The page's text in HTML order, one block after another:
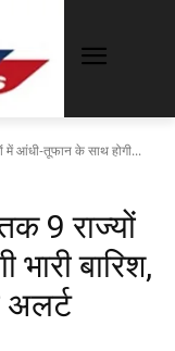
में आंधी-तूफान के साथ होगी...
9 राज्यों
बारिश,
अलर्ट